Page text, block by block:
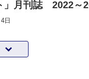
」月刊誌 2022～
日